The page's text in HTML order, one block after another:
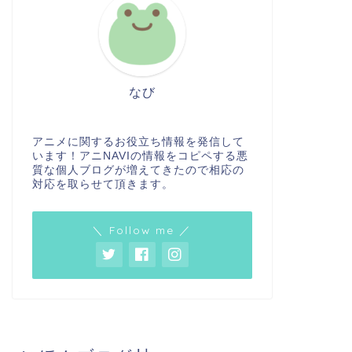
なび
アニメに関するお役立ち情報を発信して
います！アニNAVIの情報をコピペする悪
質な個人ブログが増えてきたので相応の
対応を取らせて頂きます。
＼ Follow me ／